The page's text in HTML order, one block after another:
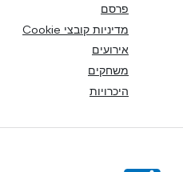
פרסם
מדיניות קובצי Cookie
אירועים
משחקים
היכרויות